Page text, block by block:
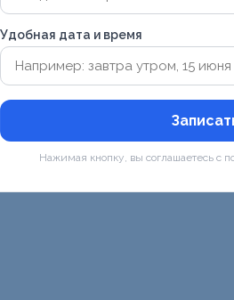
Удобная дата и время
Нажимая кнопку, вы соглашаетесь с